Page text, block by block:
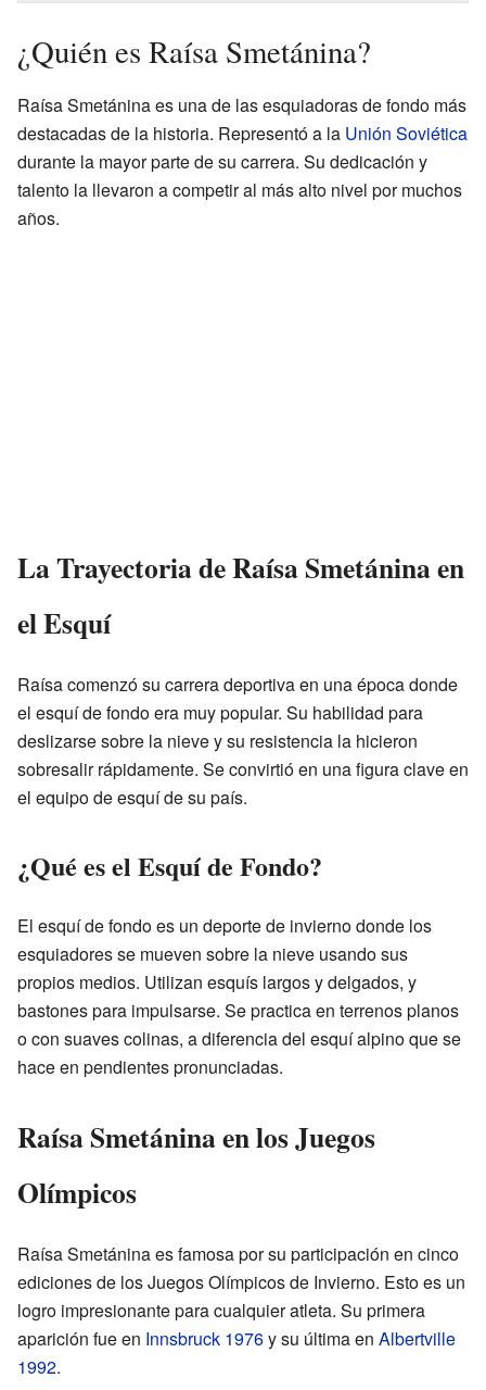
¿Quién es Raísa Smetánina?
Raísa Smetánina es una de las esquiadoras de fondo más
destacadas de la historia. Representó a la Unión Soviética
durante la mayor parte de su carrera. Su dedicación y
talento la llevaron a competir al más alto nivel por muchos
años.
La Trayectoria de Raísa Smetánina en
el Esquí
Raísa comenzó su carrera deportiva en una época donde
el esquí de fondo era muy popular. Su habilidad para
deslizarse sobre la nieve y su resistencia la hicieron
sobresalir rápidamente. Se convirtió en una figura clave en
el equipo de esquí de su país.
¿Qué es el Esquí de Fondo?
El esquí de fondo es un deporte de invierno donde los
esquiadores se mueven sobre la nieve usando sus
propios medios. Utilizan esquís largos y delgados, y
bastones para impulsarse. Se practica en terrenos planos
o con suaves colinas, a diferencia del esquí alpino que se
hace en pendientes pronunciadas.
Raísa Smetánina en los Juegos
Olímpicos
Raísa Smetánina es famosa por su participación en cinco
ediciones de los Juegos Olímpicos de Invierno. Esto es un
logro impresionante para cualquier atleta. Su primera
aparición fue en Innsbruck 1976y su última en Albertville
1992.